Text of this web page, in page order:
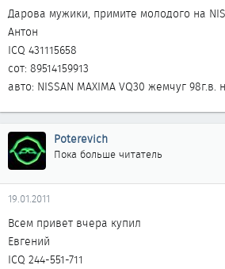
Дарова мужики, примите молодого на
Антон
ICQ 431115658
сот: 89514159913
авто: NISSAN MAXIMA VQ30 жемчуг 98г.в.
Poterevich
Пока больше читатель
19.01.2011
Всем привет вчера купил
Евгений
ICQ 244-551-711